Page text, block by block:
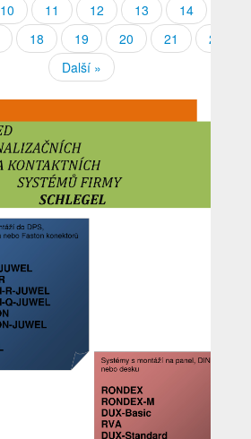
10 11 12 13 14
18 19 20 21
22
Další »